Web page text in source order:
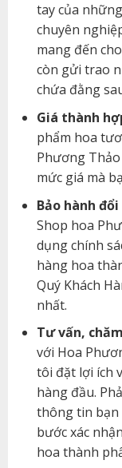
tay của
chuyên
mang đến
còn gửi trao
chứa đằng
Giá thành
phẩm hoa
Phương
mức giá mà
Bảo hành
Shop hoa
dụng chính
hàng hoa
Quý Khách
nhất.
Tư vấn,
với Hoa
tôi đặt lợi ích
hàng đầu.
thông tin bạn
bước xác
hoa thành